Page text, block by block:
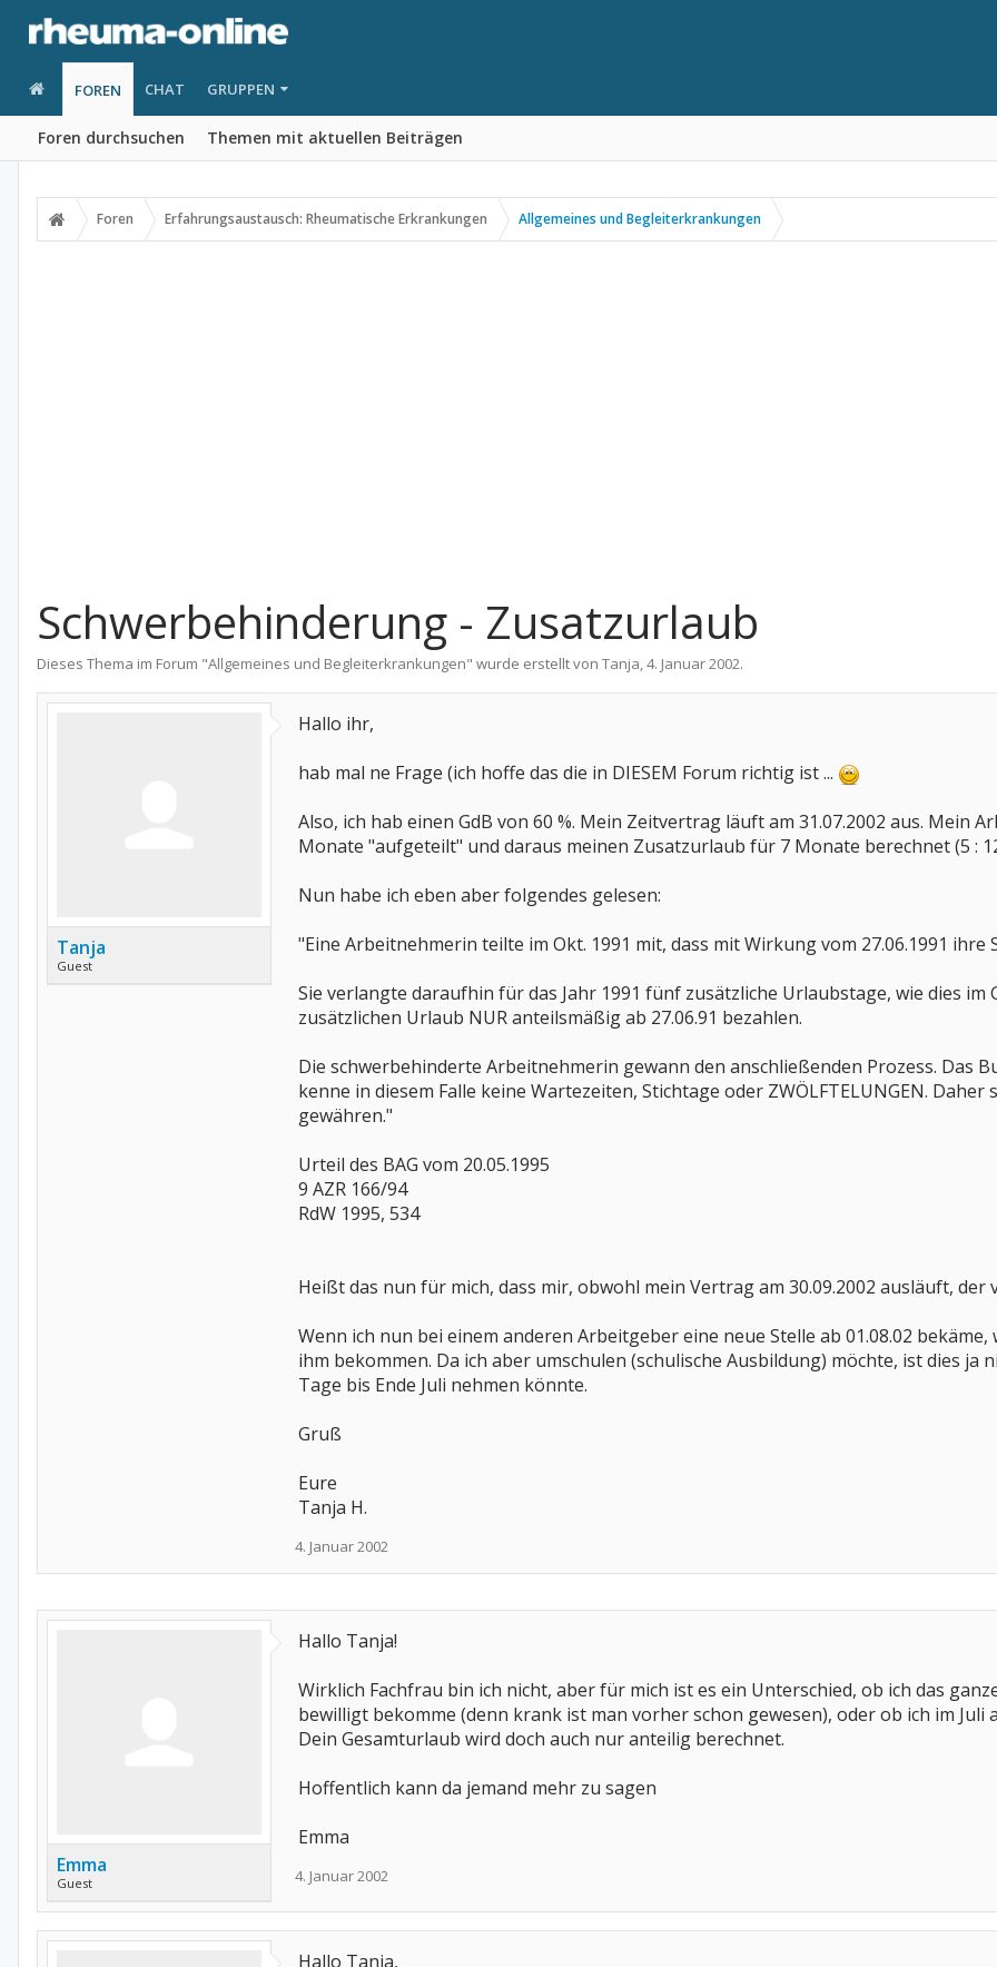
FOREN
Foren durchsuchen Themen mit aktuellen Beiträgen
CHAT GRUPPEN
Foren Erfahrungsaustausch: Rheumatische Erkrankungen Allgemeines und Begleiterkrankungen
Schwerbehinderung - Zusatzurlaub
Dieses Thema im Forum "Allgemeines und Begleiterkrankungen" wurde erstellt von Tanja,4. Januar 2002.
Tanja
Guest
Hallo ihr,
hab mal ne Frage (ich hoffe das die in DIESEM Forum richtig ist ...
Also, ich hab einen GdB von 60 %. Mein Zeitvertrag läuft am 31.07.2002 aus. Mein
Monate "aufgeteilt" und daraus meinen Zusatzurlaub für 7 Monate berechnet (5 :
Nun habe ich eben aber folgendes gelesen:
"Eine Arbeitnehmerin teilte im Okt. 1991 mit, dass mit Wirkung vom 27.06.1991
Sie verlangte daraufhin für das Jahr 1991 fünf zusätzliche Urlaubstage, wie dies
zusätzlichen Urlaub NUR anteilsmäßig ab 27.06.91 bezahlen.
Die schwerbehinderte Arbeitnehmerin gewann den anschließenden Prozess. Das
kenne in diesem Falle keine Wartezeiten, Stichtage oder ZWÖLFTELUNGEN.
gewähren."
Urteil des BAG vom 20.05.1995
9 AZR 166/94
RdW 1995, 534
Heißt das nun für mich, dass mir, obwohl mein Vertrag am 30.09.2002 ausläuft,
Wenn ich nun bei einem anderen Arbeitgeber eine neue Stelle ab 01.08.02
ihm bekommen. Da ich aber umschulen (schulische Ausbildung) möchte, ist dies ja
Tage bis Ende Juli nehmen könnte.
Gruß
Eure
Tanja H.
4. Januar 2002
Emma
Guest
Hallo Tanja!
Wirklich Fachfrau bin ich nicht, aber für mich ist es ein Unterschied, ob ich das
bewilligt bekomme (denn krank ist man vorher schon gewesen), oder ob ich im Juli
Dein Gesamturlaub wird doch auch nur anteilig berechnet.
Hoffentlich kann da jemand mehr zu sagen
Emma
4. Januar 2002
Hallo Tanja,